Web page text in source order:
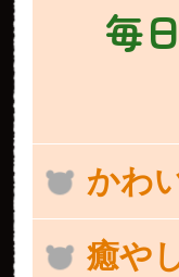
毎
かわ
癒や